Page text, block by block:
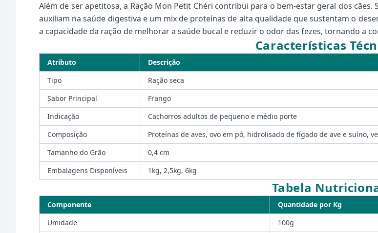
Além de ser apetitosa, a Ração Mon Petit Chéri contribui para o bem-estar geral dos
auxiliam na saúde digestiva e um mix de proteínas de alta qualidade que sustentam o
a capacidade da ração de melhorar a saúde bucal e reduzir o odor das fezes, tornando a
Características
Atributo
Descrição
Tipo
Ração seca
Sabor Principal
Frango
Indicação
Cachorros adultos de pequeno e médio porte
Composição
Proteínas de aves, ovo em pó, hidrolisado de fígado de ave e suíno,
Tamanho do Grão
0,4 cm
Embalagens Disponíveis
1kg, 2,5kg, 6kg
Tabela
Componente Quantidade por Kg
Umidade
100g